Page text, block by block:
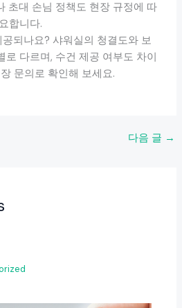
초대 손님 정책도 현장 규정에 따
합니다.
되나요? 샤워실의 청결도와 보
다르며, 수건 제공 여부도 차이
문의로 확인해 보세요.
다음 글 →